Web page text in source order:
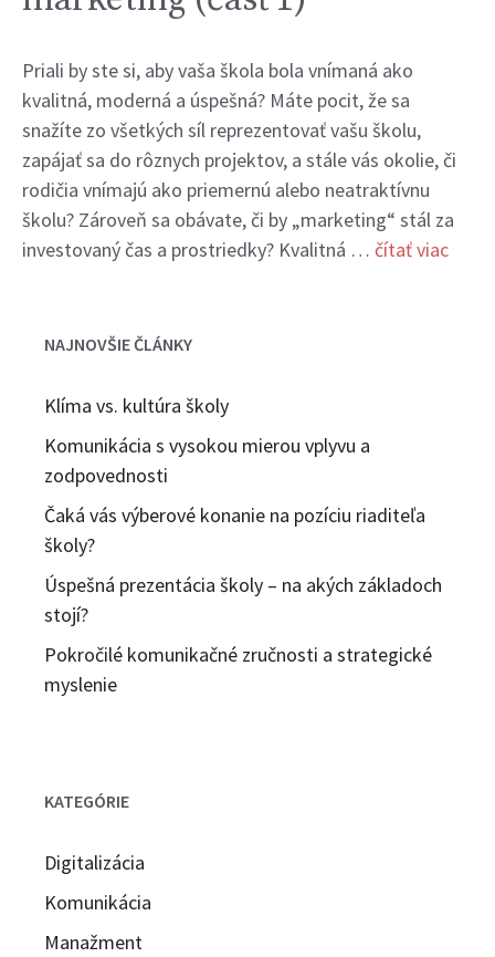
Priali by ste si, aby vaša škola bola vnímaná ako
kvalitná, moderná a úspešná? Máte pocit, že sa
snažíte zo všetkých síl reprezentovať vašu školu,
zapájať sa do rôznych projektov, a stále vás okolie, či
rodičia vnímajú ako priemernú alebo neatraktívnu
školu? Zároveň sa obávate, či by „marketing“ stál za
investovaný čas a prostriedky? Kvalitná … čítať viac
NAJNOVŠIE ČLÁNKY
Klíma vs. kultúra školy
Komunikácia s vysokou mierou vplyvu a
zodpovednosti
Čaká vás výberové konanie na pozíciu riaditeľa
školy?
Úspešná prezentácia školy – na akých základoch
stojí?
Pokročilé komunikačné zručnosti a strategické
myslenie
KATEGÓRIE
Digitalizácia
Komunikácia
Manažment